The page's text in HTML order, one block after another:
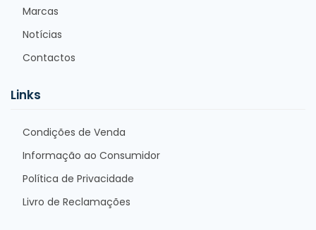
Marcas
Notícias
Contactos
Links
Condições de Venda
Informação ao Consumidor
Política de Privacidade
Livro de Reclamações